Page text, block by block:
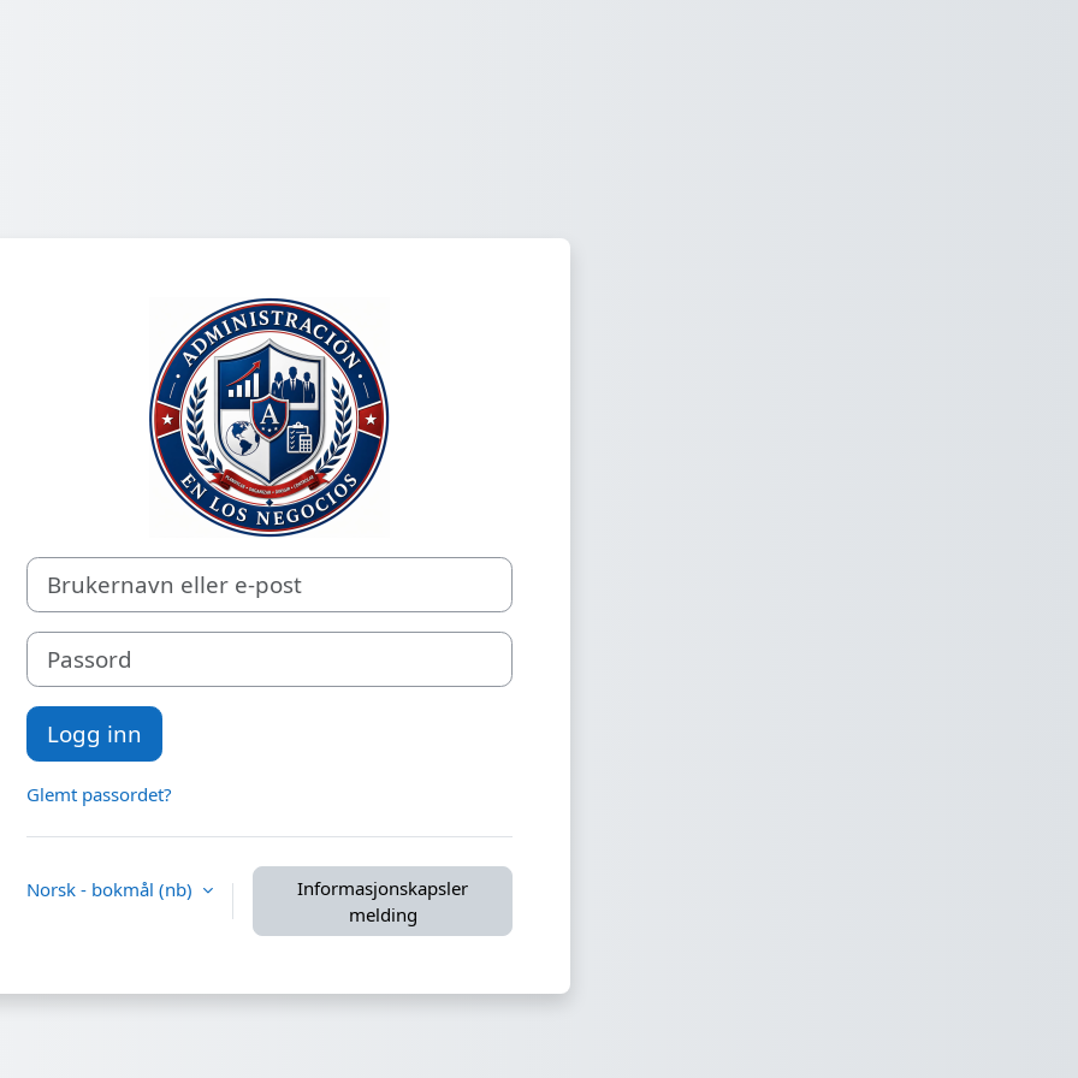
Logg inn på Pensamiento Matemático Aplicado
Brukernavn eller e-post
Passord
Logg inn
Glemt passordet?
Norsk - bokmål ‎(nb)‎
Informasjonskapsler
melding